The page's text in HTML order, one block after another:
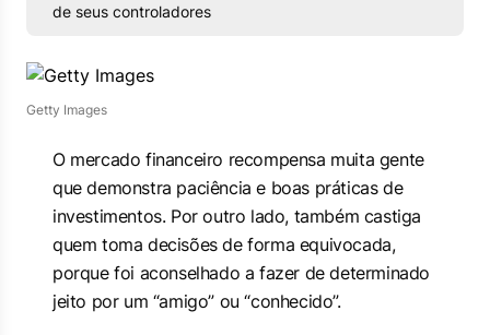
de seus controladores
Getty Images
O mercado financeiro recompensa muita gente
que demonstra paciência e boas práticas de
investimentos. Por outro lado, também castiga
quem toma decisões de forma equivocada,
porque foi aconselhado a fazer de determinado
jeito por um “amigo” ou “conhecido”.